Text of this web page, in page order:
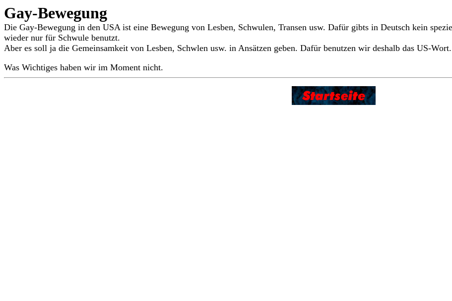
Gay-Bewegung
Die Gay-Bewegung in den USA ist eine Bewegung von Lesben, Schwulen, Transen usw. Dafür gibts in Deutsch kein
wieder nur für Schwule benutzt.
Aber es soll ja die Gemeinsamkeit von Lesben, Schwlen usw. in Ansätzen geben. Dafür benutzen wir deshalb das US-Wort.
Was Wichtiges haben wir im Moment nicht.